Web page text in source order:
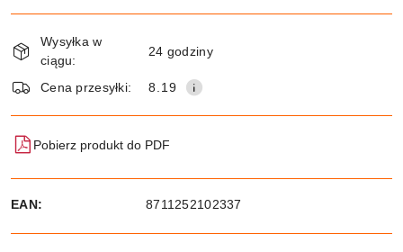
i
dostawa
Wysyłka w
ciągu:
24 godziny
Cena przesyłki: 8.19
Pobierz produkt do PDF
EAN: 8711252102337